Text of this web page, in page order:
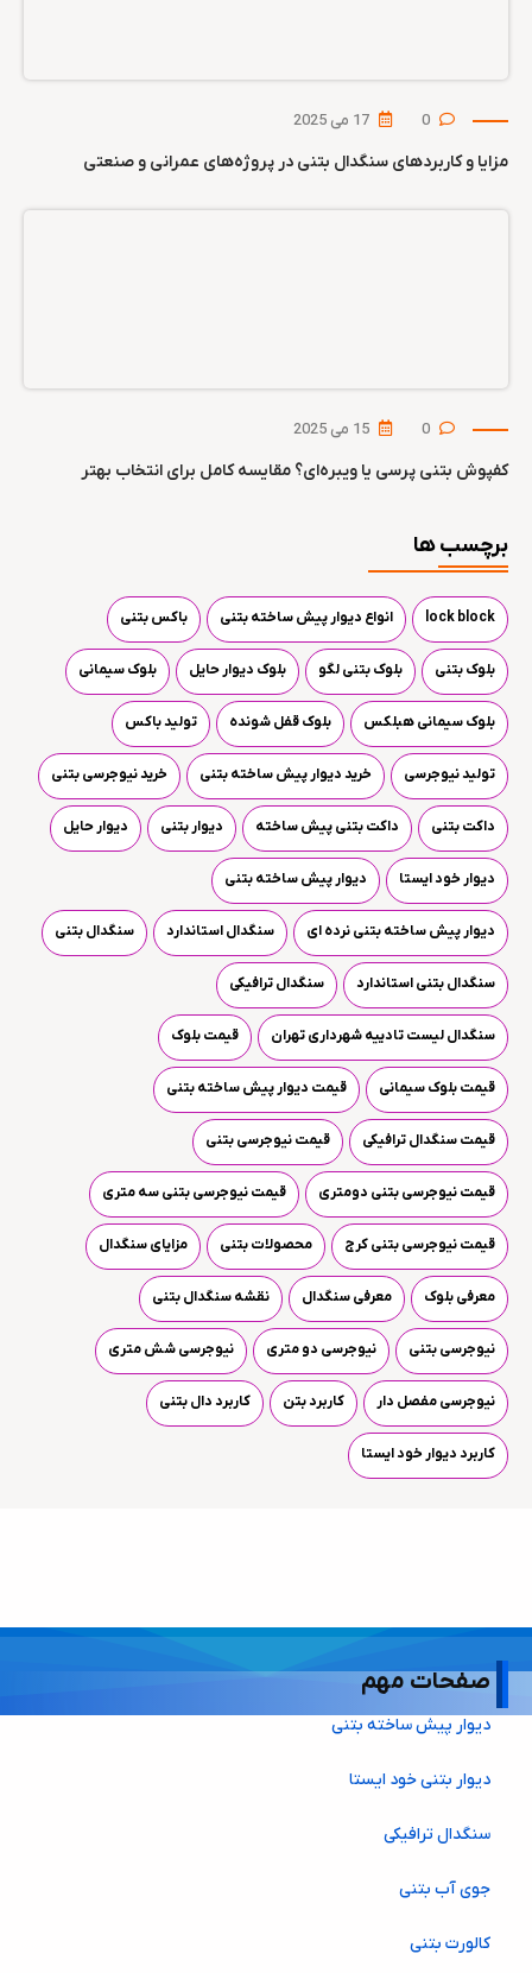
مزایا و کاربردهای سنگدال بتنی در پروژه‌های عمرانی و صنعتی
کفپوش بتنی پرسی یا ویبره‌ای؟ مقایسه کامل برای انتخاب بهتر
برچسب ها
lock block انواع دیوار پیش ساخته بتنی باکس بتنی
بلوک بتنی بلوک بتنی لگو بلوک دیوار حایل بلوک سیمانی
بلوک سیمانی هبلکس بلوک قفل شونده تولید باکس
تولید نیوجرسی خرید دیوار پیش ساخته بتنی خرید نیوجرسی بتنی
داکت بتنی داکت بتنی پیش ساخته دیوار بتنی دیوار حایل
دیوار خود ایستا دیوار پیش ساخته بتنی
دیوار پیش ساخته بتنی نرده ای سنگدال استاندارد سنگدال بتنی
سنگدال بتنی استاندارد سنگدال ترافیکی
سنگدال لیست تادییه شهرداری تهران قیمت بلوک
قیمت بلوک سیمانی قیمت دیوار پیش ساخته بتنی
قیمت سنگدال ترافیکی قیمت نیوجرسی بتنی
قیمت نیوجرسی بتنی دومتری قیمت نیوجرسی بتنی سه متری
قیمت نیوجرسی بتنی کرج محصولات بتنی مزایای سنگدال
معرفی بلوک معرفی سنگدال نقشه سنگدال بتنی
نیوجرسی بتنی نیوجرسی دو متری نیوجرسی شش متری
نیوجرسی مفصل دار کاربرد بتن کاربرد دال بتنی
کاربرد دیوار خود ایستا
صفحات مهم
دیوار پیش ساخته بتنی
دیوار بتنی خود ایستا
سنگدال ترافیکی
جوی آب بتنی
کالورت بتنی